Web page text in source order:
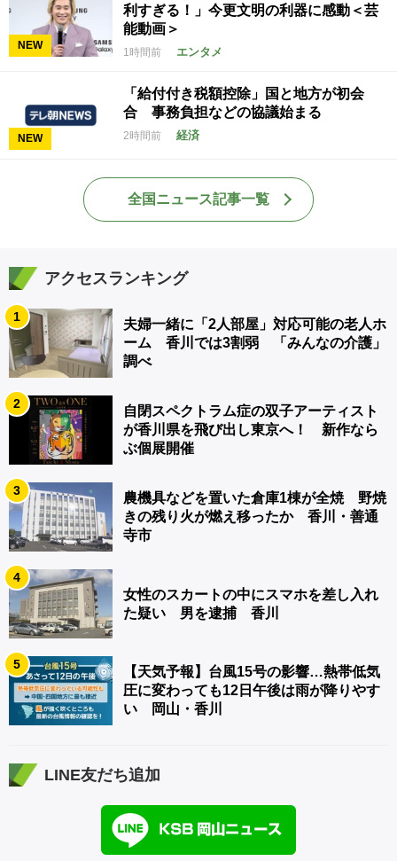
NEW
利すぎる！」今更文明の利器に感動＜芸
能動画＞
1時間前 エンタメ
NEW
「給付付き税額控除」国と地方が初会
合 事務負担などの協議始まる
2時間前 経済
全国ニュース記事一覧
アクセスランキング
1
夫婦一緒に「2人部屋」対応可能の老人ホ
ーム 香川では3割弱 「みんなの介護」
調べ
2
自閉スペクトラム症の双子アーティスト
が香川県を飛び出し東京へ！ 新作なら
ぶ個展開催
3
農機具などを置いた倉庫1棟が全焼 野焼
きの残り火が燃え移ったか 香川・善通
寺市
4
女性のスカートの中にスマホを差し入れ
た疑い 男を逮捕 香川
5
【天気予報】台風15号の影響…熱帯低気
圧に変わっても12日午後は雨が降りやす
い 岡山・香川
LINE友だち追加